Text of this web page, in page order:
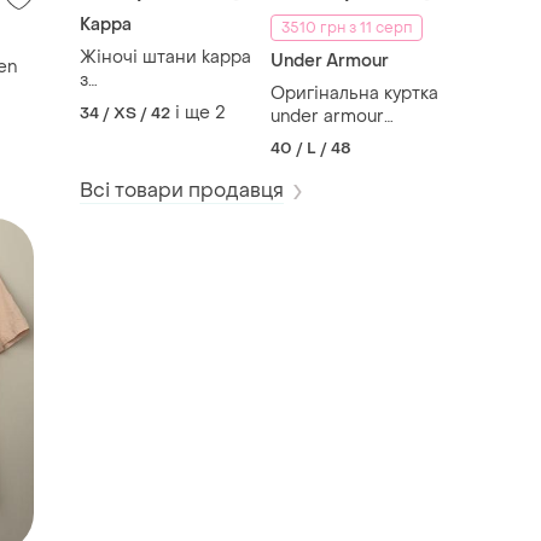
Kappa
Жіночі штани kappa
з
лампасами,женские
штаны kappa с
34 / XS / 42 і ще 2
3510 грн з 11 серп
Under Armour
Оригінальна куртка
under armour
project rock anorak,
оригинальная
мужская куртка
under armour
40 / L / 48
Всі товари продавця